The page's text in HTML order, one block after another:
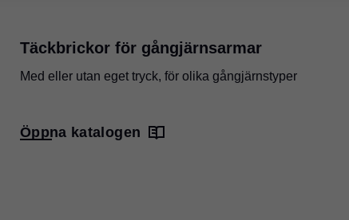
Täckbrickor för gångjärnsarmar
Med eller utan eget tryck, för olika gångjärnstyper
Öppna katalogen